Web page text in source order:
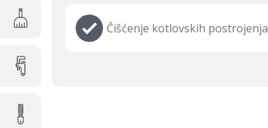
Čišćenje kotlovskih postrojenja